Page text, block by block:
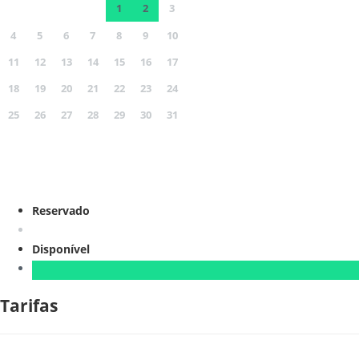
1 2
3
4
5 6 7 8 9
10
11
12 13 14 15 16
17
18
19 20 21 22 23
24
25
26 27 28 29 30 31
Reservado
Disponível
Tarifas